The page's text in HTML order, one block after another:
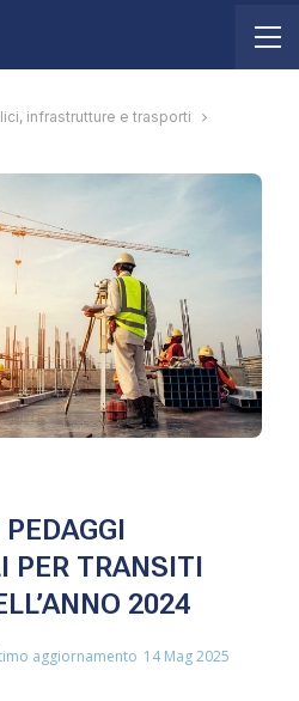
infrastrutture e trasporti
PER TRANSITI
2024
aggiornamento 14 Mag 2025